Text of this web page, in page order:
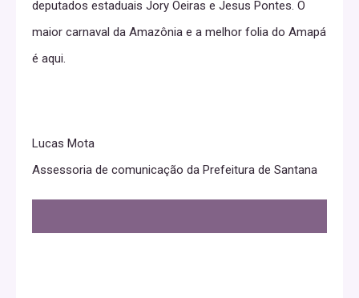
deputados estaduais Jory Oeiras e Jesus Pontes. O
maior carnaval da Amazônia e a melhor folia do Amapá
é aqui.
Lucas Mota
Assessoria de comunicação da Prefeitura de Santana